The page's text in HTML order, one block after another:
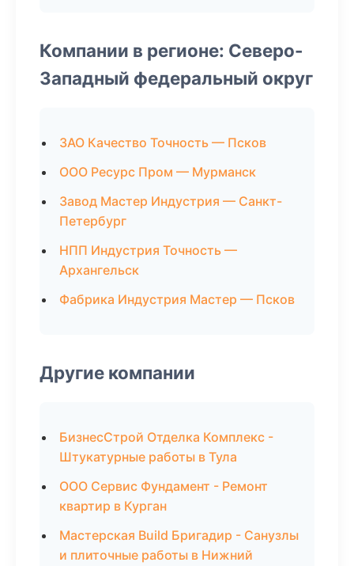
Компании в регионе: Северо-
Западный федеральный округ
ЗАО Качество Точность — Псков
ООО Ресурс Пром — Мурманск
Завод Мастер Индустрия — Санкт-
Петербург
НПП Индустрия Точность —
Архангельск
Фабрика Индустрия Мастер — Псков
Другие компании
БизнесСтрой Отделка Комплекс -
Штукатурные работы в Тула
ООО Сервис Фундамент - Ремонт
квартир в Курган
Мастерская Build Бригадир - Санузлы
и плиточные работы в Нижний